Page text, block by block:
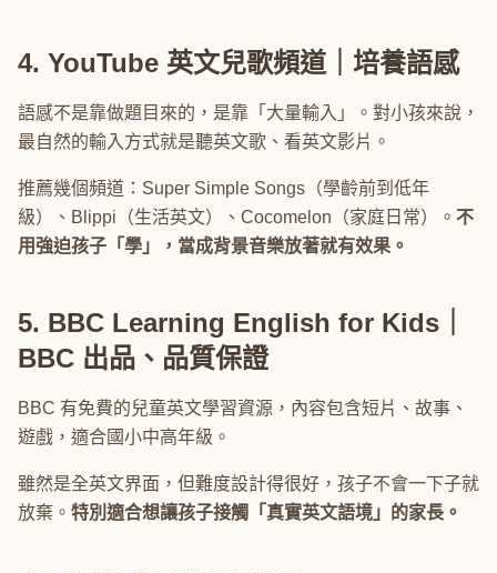
4. YouTube 英文兒歌頻道｜培養語感
語感不是靠做題目來的，是靠「大量輸入」。對小孩來說，
最自然的輸入方式就是聽英文歌、看英文影片。
推薦幾個頻道：Super Simple Songs（學齡前到低年
級）、Blippi（生活英文）、Cocomelon（家庭日常）。 不
用強迫孩子「學」，當成背景音樂放著就有效果。
5. BBC Learning English for Kids｜
BBC 出品、品質保證
BBC 有免費的兒童英文學習資源，內容包含短片、故事、
遊戲，適合國小中高年級。
雖然是全英文界面，但難度設計得很好，孩子不會一下子就
放棄。 特別適合想讓孩子接觸「真實英文語境」的家長。